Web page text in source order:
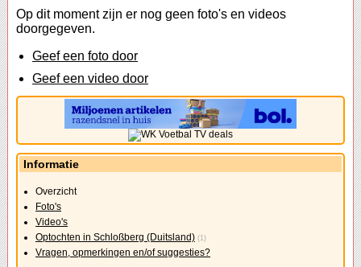
Op dit moment zijn er nog geen foto's en videos
doorgegeven.
Geef een foto door
Geef een video door
Informatie
Overzicht
Foto's
Video's
Optochten in Schloßberg (Duitsland) (1)
Vragen, opmerkingen en/of suggesties?